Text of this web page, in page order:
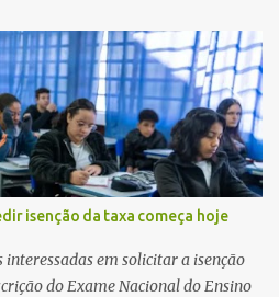
Gerson Andrade há
aparecer , ficaremos no aguardo para
entrevista foi com o
,Professor da Rede Municipal
em Pedagogia e Biomedicina pela
Inácio, Ellinora Dornellas
nos contou que a idéia de disputar
há 5 anos atrás, e também por
companheiros principalmente
e que eles serão a Fortalez...
isenção da taxa começa hoje
interessadas em solicitar a isenção
do Exame Nacional do Ensino